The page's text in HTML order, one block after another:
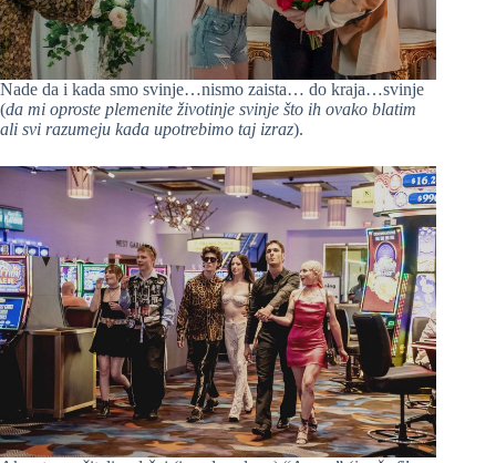
Nade da i kada smo svinje…nismo zaista… do kraja…svinje
(da mi oproste plemenite životinje svinje što ih ovako blatim
ali svi razumeju kada upotrebimo taj izraz).